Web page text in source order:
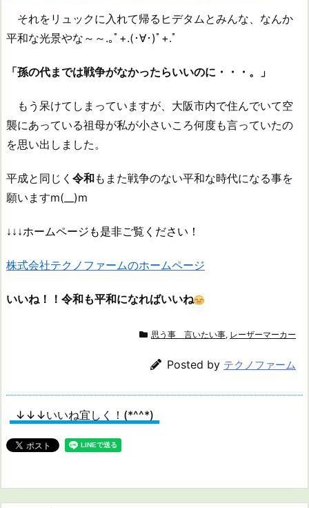
それをリュックに入れて帰るヒデタムとみんな、なんか
平和な光景やな～～.｡ﾟ+.(･∀･)ﾟ+.ﾟ
「孫の代までは戦争がなかったらいいのに・・・。」
もう呆けてしまっていますが、大阪市内で住んでいて空
襲にあっている祖母が私が小さいころ何度も言っていたの
を思い出しました。
平成と同じく 令和もまた戦争のない平和な時代になる事を
願いますm(__)m
↓↓↓ホームページも是非ご覧ください！
株式会社テクノファームのホームページ
いいね！！令和も平和になればいいね
思う事 言いたい事, レーザーマーカー
Posted by テクノファーム
↓↓↓いいね宜しく！(*^^*)